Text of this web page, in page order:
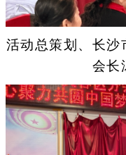
活动总策划、长沙
会长